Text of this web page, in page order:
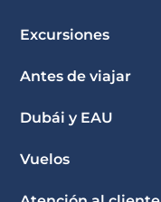
Excursiones
Antes de viajar
Dubái y EAU
Vuelos